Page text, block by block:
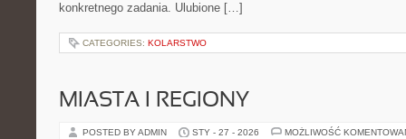
konkretnego zadania. Ulubione […]
CATEGORIES: KOLARSTWO
MIASTA I REGIONY
POSTED BY ADMIN STY - 27 - 2026 MOŻLIWOŚĆ